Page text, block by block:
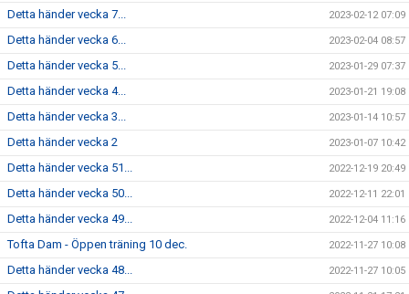
Detta händer vecka 7... 2023-02-12 07:09
Detta händer vecka 6... 2023-02-04 08:57
Detta händer vecka 5... 2023-01-29 07:37
Detta händer vecka 4... 2023-01-21 19:08
Detta händer vecka 3... 2023-01-14 10:57
Detta händer vecka 2 2023-01-07 10:42
Detta händer vecka 51... 2022-12-19 20:49
Detta händer vecka 50... 2022-12-11 22:01
Detta händer vecka 49... 2022-12-04 11:16
Tofta Dam - Öppen träning 10 dec. 2022-11-27 10:08
Detta händer vecka 48... 2022-11-27 10:05